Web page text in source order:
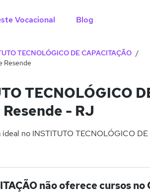
Vocacional Blog
TECNOLÓGICO DE CAPACITAÇÃO
Resende
TECNOLÓGICO
- RJ
no INSTITUTO TECNOLÓGICO
não oferece cursos